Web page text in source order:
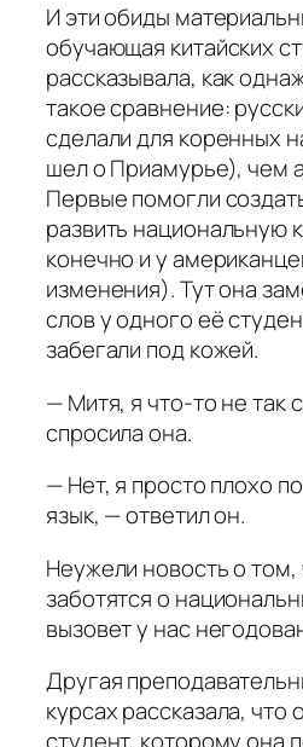
И эти обиды
обучающая китайских
рассказывала, как
такое сравнение:
сделали для коренных
шел о Приамурье), чем
Первые помогли
развить национальную
конечно и у
изменения). Тут она
слов у одного её
забегали под кожей.
— Митя, я что-то не так
спросила она.
— Нет, я просто плохо
язык, — ответил он.
Неужели новость о том,
заботятся о
вызовет у нас
Другая
курсах рассказала, что